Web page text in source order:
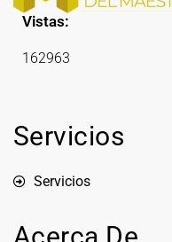
Vistas:
162963
Servicios
Servicios